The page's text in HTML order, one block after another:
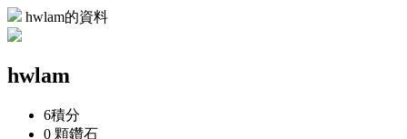
hwlam的資料
hwlam
6積分
0 顆鑽石